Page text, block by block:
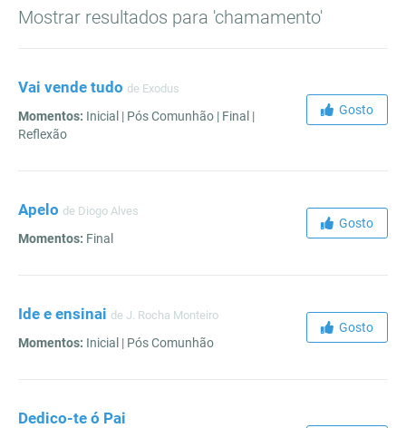
Mostrar resultados para 'chamamento'
Vai vende tudo de Exodus
Momentos: Inicial | Pós Comunhão | Final |
Reflexão
Gosto
Apelo de Diogo Alves
Momentos: Final
Gosto
Ide e ensinai de J. Rocha Monteiro
Momentos: Inicial | Pós Comunhão
Gosto
Dedico-te ó Pai